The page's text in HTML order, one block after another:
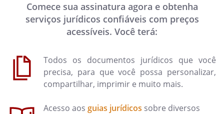
Comece sua assinatura agora e obtenha
serviços jurídicos confiáveis com preços
acessíveis. Você terá:
Todos os documentos jurídicos que você
precisa, para que você possa personalizar,
compartilhar, imprimir e muito mais.
Acesso aos guias jurídicos sobre diversos